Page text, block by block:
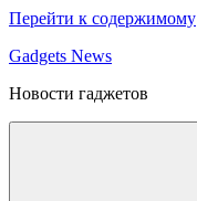
Перейти к содержимому
Gadgets News
Новости гаджетов